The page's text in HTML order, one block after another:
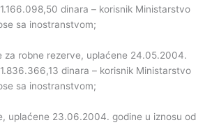
dinara – korisnik Ministarstvo
sa inostranstvom;
za robne rezerve, uplaćene 24.05.2004.
dinara – korisnik Ministarstvo
sa inostranstvom;
uplaćene 23.06.2004. godine u iznosu od